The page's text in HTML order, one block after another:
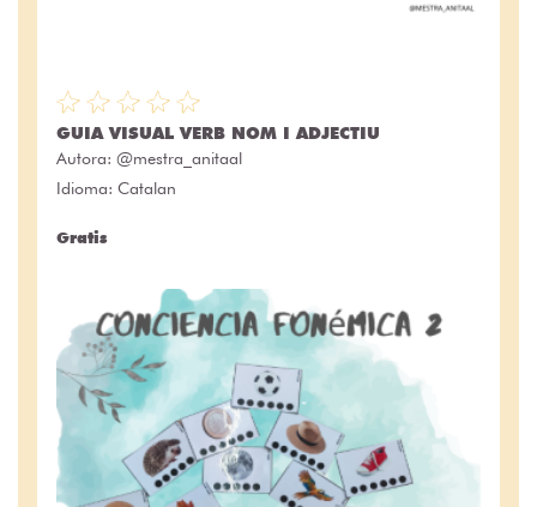
GUIA VISUAL VERB NOM I ADJECTIU
Autora: @mestra_anitaal
Idioma: Catalan
Gratis